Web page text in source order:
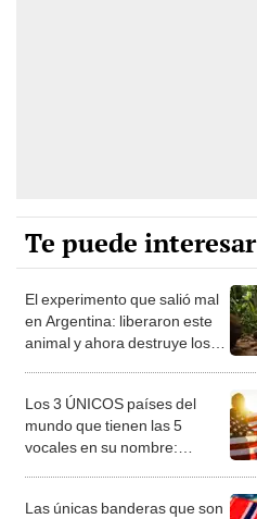
Te puede interesar
El experimento que salió mal
en Argentina: liberaron este
animal y ahora destruye los
Los 3 ÚNICOS países del
mundo que tienen las 5
vocales en su nombre:
Las únicas banderas que son